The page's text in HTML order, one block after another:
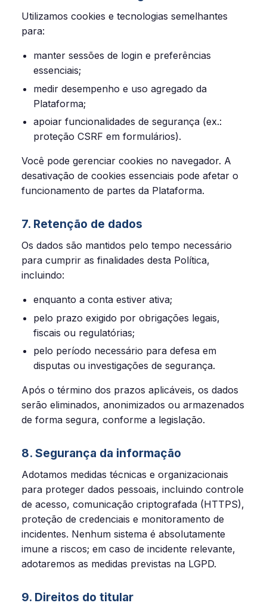
Utilizamos cookies e tecnologias semelhantes
para:
manter sessões de login e preferências
essenciais;
medir desempenho e uso agregado da
Plataforma;
apoiar funcionalidades de segurança (ex.:
proteção CSRF em formulários).
Você pode gerenciar cookies no navegador. A
desativação de cookies essenciais pode afetar o
funcionamento de partes da Plataforma.
7. Retenção de dados
Os dados são mantidos pelo tempo necessário
para cumprir as finalidades desta Política,
incluindo:
enquanto a conta estiver ativa;
pelo prazo exigido por obrigações legais,
fiscais ou regulatórias;
pelo período necessário para defesa em
disputas ou investigações de segurança.
Após o término dos prazos aplicáveis, os dados
serão eliminados, anonimizados ou armazenados
de forma segura, conforme a legislação.
8. Segurança da informação
Adotamos medidas técnicas e organizacionais
para proteger dados pessoais, incluindo controle
de acesso, comunicação criptografada (HTTPS),
proteção de credenciais e monitoramento de
incidentes. Nenhum sistema é absolutamente
imune a riscos; em caso de incidente relevante,
adotaremos as medidas previstas na LGPD.
9. Direitos do titular